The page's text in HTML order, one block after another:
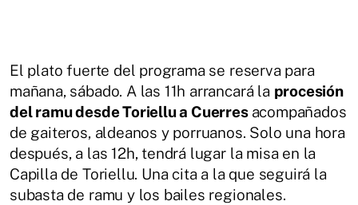
El plato fuerte del programa se reserva para
mañana, sábado. A las 11h arrancará la procesión
del ramu desde Toriellu a Cuerres acompañados
de gaiteros, aldeanos y porruanos. Solo una hora
después, a las 12h, tendrá lugar la misa en la
Capilla de Toriellu. Una cita a la que seguirá la
subasta de ramu y los bailes regionales.